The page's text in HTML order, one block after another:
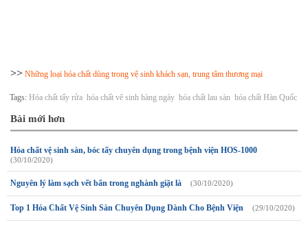
>> Những loại hóa chất dùng trong vệ sinh khách sạn, trung tâm thương mại
Tags: Hóa chất tẩy rửa hóa chất vê sinh hàng ngày hóa chất lau sàn hóa chất Hàn Quốc
Bài mới hơn
Hóa chất vệ sinh sàn, bóc tẩy chuyên dụng trong bệnh viện HOS-1000
(30/10/2020)
Nguyên lý làm sạch vết bẩn trong nghành giặt là (30/10/2020)
Top 1 Hóa Chất Vệ Sinh Sàn Chuyên Dụng Dành Cho Bệnh Viện (29/10/2020)